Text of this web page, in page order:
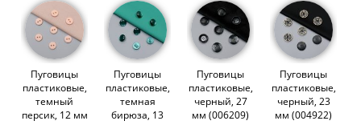
Пуговицы
пластиковые,
темный
персик, 12 мм
Пуговицы
пластиковые,
темная
бирюза, 13
Пуговицы
пластиковые,
черный, 27
мм (006209)
Пуговицы
пластиковые,
черный, 23
мм (004922)